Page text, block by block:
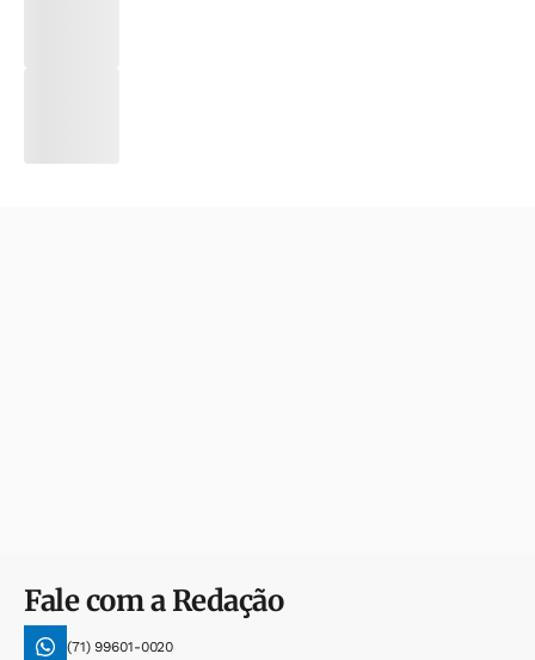
Fale com a Redação
(71) 99601-0020